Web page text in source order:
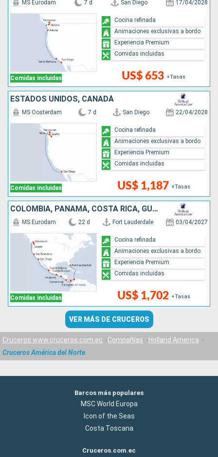
Comidas incluidas
MS Eurodam 7 d San Diego 17/04/2028
US$ 653 +Tasas
Cocina refinada
Animaciones exclusivas a bordo
Experiencia Premium
Comidas incluidas
ESTADOS UNIDOS, CANADÁ
Comidas incluidas
MS Oosterdam 7 d San Diego 22/04/2028
US$ 1,187 +Tasas
Cocina refinada
Animaciones exclusivas a bordo
Experiencia Premium
Comidas incluidas
COLOMBIA, PANAMÁ, COSTA RICA, GUATEMALA, MÉXICO, ESTADOS UNIDOS, CANADÁ
Comidas incluidas
MS Eurodam 22 d Fort Lauderdale 03/04/2027
US$ 1,702 +Tasas
Cocina refinada
Animaciones exclusivas a bordo
Experiencia Premium
Comidas incluidas
VER MÁS DE CRUCEROS
Cruceros www.cruceros.com.ec Compañías
Holland America
Cruceros América del Norte
Barcos más populares
MSC World Europa
Icon of the Seas
Costa Toscana
Cruceros.com.ec